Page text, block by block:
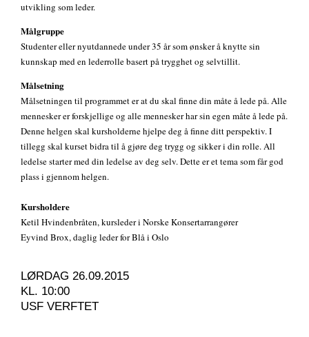
utvikling som leder.
Målgruppe
Studenter eller nyutdannede under 35 år som ønsker å knytte sin
kunnskap med en lederrolle basert på trygghet og selvtillit.
Målsetning
Målsetningen til programmet er at du skal finne din måte å lede på. Alle
mennesker er forskjellige og alle mennesker har sin egen måte å lede på.
Denne helgen skal kursholderne hjelpe deg å finne ditt perspektiv. I
tillegg skal kurset bidra til å gjøre deg trygg og sikker i din rolle. All
ledelse starter med din ledelse av deg selv. Dette er et tema som får god
plass i gjennom helgen.
Kursholdere
Ketil Hvindenbråten, kursleder i Norske Konsertarrangører
Eyvind Brox, daglig leder for Blå i Oslo
LØRDAG 26.09.2015
KL. 10:00
USF VERFTET